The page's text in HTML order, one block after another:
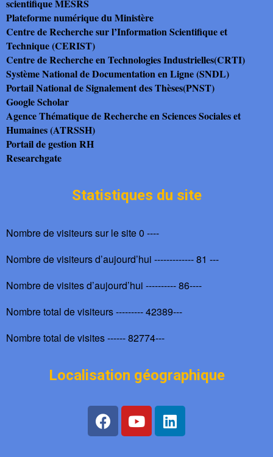
scientifique MESRS
Plateforme numérique du Ministère
Centre de Recherche sur l’Information Scientifique et
Technique (CERIST)
Centre de Recherche en Technologies Industrielles(CRTI)
Système National de Documentation en Ligne (SNDL)
Portail National de Signalement des Thèses(PNST)
Google Scholar
Agence Thématique de Recherche en Sciences Sociales et
Humaines (ATRSSH)
Portail de gestion RH
Researchgate
Statistiques du site
Nombre de visiteurs sur le site 0 ----
Nombre de visiteurs d’aujourd’hui ------------- 81 ---
Nombre de visites d’aujourd’hui ---------- 86----
Nombre total de visiteurs --------- 42389---
Nombre total de visites ------ 82774---
Localisation géographique